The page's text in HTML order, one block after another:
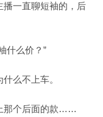
一直聊短袖的，后
什么价？”
么不上车。
那个后面的款……